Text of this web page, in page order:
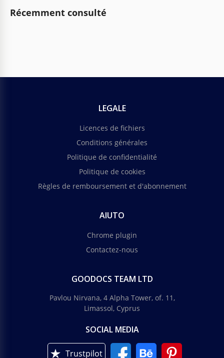
Récemment consulté
LEGALE
Licences de fichiers
Conditions générales
Politique de confidentialité
Politique de cookies
Règles de remboursement et d'abonnement
AIUTO
Chrome plugin
Contactez-nous
GOODOCS TEAM LTD
Pavlou Nirvana, 4 Alpha Tower, of. 11,
Limassol, Cyprus
SOCIAL MEDIA
Trustpilot